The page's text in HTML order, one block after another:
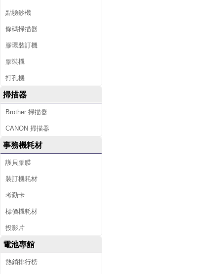
點驗鈔機
條碼掃描器
膠環裝訂機
膠裝機
打孔機
掃描器
Brother 掃描器
CANON 掃描器
事務機耗材
護貝膠膜
裝訂機耗材
考勤卡
標價機耗材
投影片
電池專館
熱銷排行榜